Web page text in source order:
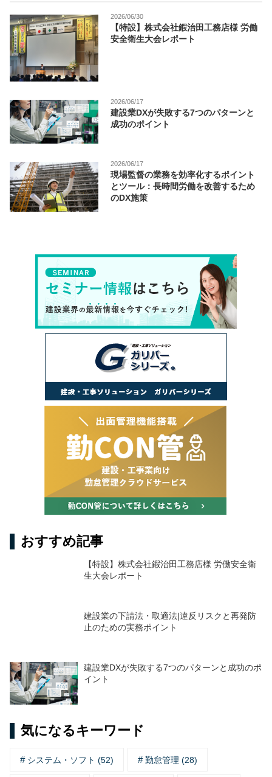
2026/06/30
【特設】株式会社鍜治田工務店様 労働
安全衛生大会レポート
2026/06/17
建設業DXが失敗する7つのパターンと
成功のポイント
2026/06/17
現場監督の業務を効率化するポイント
とツール：長時間労働を改善するため
のDX施策
おすすめ記事
【特設】株式会社鍜治田工務店様 労働安全衛
生大会レポート
建設業の下請法・取適法|違反リスクと再発防
止のための実務ポイント
建設業DXが失敗する7つのパターンと成功のポ
イント
気になるキーワード
システム・ソフト (52) 勤怠管理 (28)